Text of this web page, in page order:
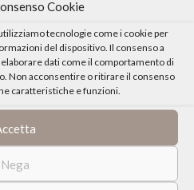
Cookie
tecnologie come i cookie per
del dispositivo. Il consenso a
dati come il comportamento di
Non acconsentire o ritirare il consenso
caratteristiche e funzioni.
Nega
consapevole per una
giusta. Referendum
2026
scelta consapevole per una
giusta. Referendum
2026